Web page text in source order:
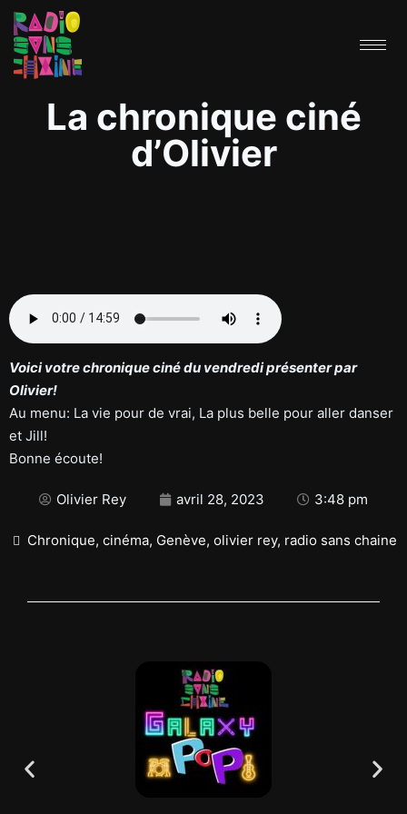
La chronique ciné
d’Olivier
Voici votre chronique ciné du vendredi présenter par
Olivier!
Au menu: La vie pour de vrai, La plus belle pour aller danser
et Jill!
Bonne écoute!
Olivier Rey avril 28, 2023 3:48 pm
Chronique, cinéma, Genève, olivier rey, radio sans chaine